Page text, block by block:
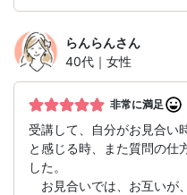
らんらんさん
40代｜女性
非常に満足
受講して、自分がお見合い
と感じる時、また質問の仕
した。
お見合いでは、お互いが